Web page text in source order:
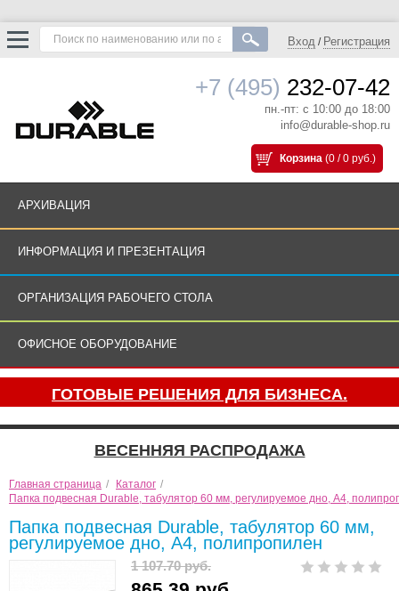
Вход / Регистрация
+7 (495) 232-07-42
пн.-пт: с 10:00 до 18:00
info@durable-shop.ru
Корзина (0 / 0 руб.)
АРХИВАЦИЯ
ИНФОРМАЦИЯ И ПРЕЗЕНТАЦИЯ
ОРГАНИЗАЦИЯ РАБОЧЕГО СТОЛА
ОФИСНОЕ ОБОРУДОВАНИЕ
ГОТОВЫЕ РЕШЕНИЯ ДЛЯ БИЗНЕСА.
ВЕСЕННЯЯ РАСПРОДАЖА
Главная страница / Каталог /
Папка подвесная Durable, табулятор 60 мм, регулируемое дно, А4,
Папка подвесная Durable, табулятор 60 мм,
регулируемое дно, А4, полипропилен
1 107.70 руб.